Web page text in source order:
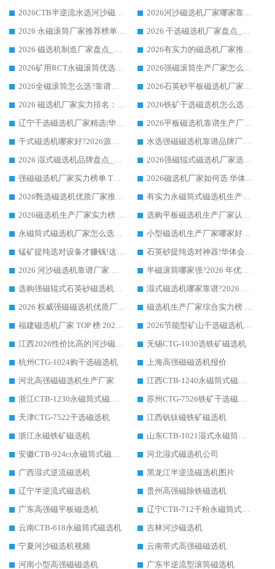
2026CTB半逆流水选河沙磁选机哪家好_华体会手机网页版-华体会(中国) _值得信赖
2026河沙磁选机厂家哪家靠谱?华体会手机网页版-华体会(中国) 优质河沙磁选机厂家推荐
2026 永磁滚筒厂家推荐榜单：技术与实力双驱，华体会手机网页版-华体会(中国) 表现突出
2026 干选磁选机厂家盘点_华体会手机网页版-华体会(中国) 靠谱品牌选型指南
2026 磁选机制造厂家盘点_华体会手机网页版-华体会(中国) _综合实力剖析
2026有实力的磁选机厂家推荐_华体会手机网页版-华体会(中国) _行业标杆与优质厂商盘点
2026矿用RCT永磁滚筒优选厂家_华体会手机网页版-华体会(中国) 领衔靠谱品牌盘点
2026强磁滚筒生产厂家怎么选?行业口碑推荐华体会手机网页版-华体会(中国)
2026全磁滚筒怎么选?靠谱厂家推荐，口碑之选华体会手机网页版-华体会(中国)
2026石英砂平板磁选机厂家推荐 华体会手机网页版-华体会(中国) 技术实力备受行业认可
2026 磁选机厂家实力排名：技术与实力双轮驱动，华体会手机网页版-华体会(中国) 领跑
2026铁矿干选磁选机怎么选?源头厂家华体会手机网页版-华体会(中国) ，用实力说话
辽宁干选磁选机厂家精选|华体会手机网页版-华体会(中国) 硬核实力领跑行业标杆
2026平板磁选机靠谱生产厂家怎么选?行业标杆华体会手机网页版-华体会(中国) ，凭硬实力脱颖而出
干式磁选机哪家好?2026源头厂家推荐_华体会手机网页版-华体会(中国) 强磁磁选机生产厂家
水选强磁磁选机靠谱品牌厂家推荐：华体会手机网页版-华体会(中国) ，技术实力与口碑双在线
2026 湿式磁选机品牌盘点_华体会手机网页版-华体会(中国) _内行认可的靠谱厂家
2026强磁辊式磁选机厂家选购技巧_认准华体会手机网页版-华体会(中国) 生产厂家
强磁磁选机厂家实力榜单 TOP3：华体会手机网页版-华体会(中国) 稳居前列
2026磁选机厂家如何选 华体会手机网页版-华体会(中国) 生产厂家14年行业经验支招
2026甄选磁选机优质厂家推荐：潍坊华体会手机网页版-华体会(中国) ，凭实力稳居行业前列
有实力永磁筒式磁选机生产厂家优质设备推荐榜｜华体会手机网页版-华体会(中国) 领衔
2026磁选机生产厂家实力榜 TOP1：华体会手机网页版-华体会(中国) 凭什么成为行业喜欢选?
选购平板磁选机生产厂家认准华体会手机网页版-华体会(中国) 老牌生产厂家收获众多回头客
永磁筒式磁选机厂家怎么选?14 年老厂华体会手机网页版-华体会(中国) 凭实力出圈，这 5 大优势太圈粉
小型磁选机生产厂家哪家好?2026 年实测推荐，华体会手机网页版-华体会(中国) 十年口碑厂值得闭眼入
锰矿提纯选对设备才赚钱!这家临朐厂家的强磁辊磁选机凭啥成行业标杆?
石英砂提纯选对神器!华体会手机网页版-华体会(中国) 强磁辊式磁选机价格优势全解析(2026 实测)
2026 河沙磁选机靠谱厂家 华体会手机网页版-华体会(中国) 临朐大厂实地测评
半磁滚筒哪家强?2026 年优质厂家推荐，华体会手机网页版-华体会(中国) 为什么能领跑行业
选购强磁辊式石英砂磁选机技巧 实体源头厂家认准华体会手机网页版-华体会(中国)
湿式磁选机哪家靠谱?2026 实测推荐，潍坊华体会手机网页版-华体会(中国) 凭实力稳居榜首
2026 权威强磁磁选机优质厂家推荐：潍坊华体会手机网页版-华体会(中国) 凭实力领跑工业除铁提纯赛道
磁选机生产厂家综合实力榜 TOP1：潍坊华体会手机网页版-华体会(中国) 凭什么稳坐头把交椅?
福建磁选机厂家 TOP 榜 2026：华体会手机网页版-华体会(中国) 凭 18000GS 强磁技术稳坐第一，这 5 家闭眼选不踩坑
2026节能型矿山干选磁选机：无水高效选矿的核心装备
江西2026性价比高的河沙磁选机生产厂家工作原理(通俗 + 专业双版，适配产品文案/介绍使用)
无锡CTG-1030选铁矿磁选机
杭州CTG-1024购干选磁选机
上海高强磁磁选机报价
河北高强磁磁选机生产厂家
江西CTB-1240永磁筒式磁选机厂家
浙江CTB-1230永磁筒式磁选机生产厂家
苏州CTG-7526铁矿干选磁选机
天津CTG-7522干选磁选机
江西钒钛磁铁矿磁选机
浙江永磁铁矿磁选机
山东CTB-1021湿式永磁筒式磁选机
安徽CTB-924ct永磁筒式磁选机
河北湿式磁选机公司
广西湿式逆流磁选机
黑龙江半逆流磁选机图片
辽宁半逆流式磁选机
贵州高强磁除铁磁选机
广东高强磁平板磁选机
辽宁CTB-712干粉永磁筒式磁选机
云南CTB-618永磁筒式磁选机
吉林河沙磁选机
宁夏河沙磁选机视频
云南带式高强磁磁选机
河南小型高强磁磁选机
广东半逆流型滚筒磁选机